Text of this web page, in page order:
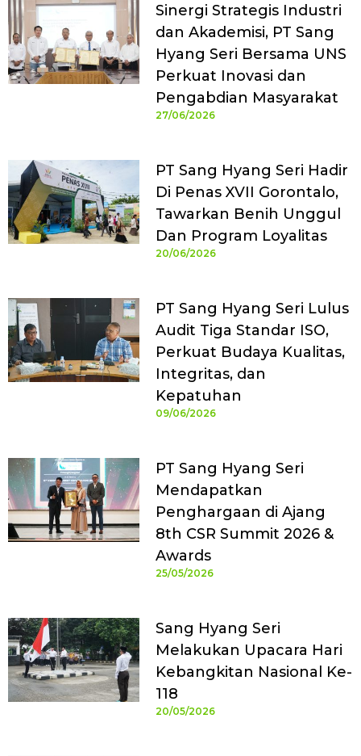
Sinergi Strategis Industri
dan Akademisi, PT Sang
Hyang Seri Bersama UNS
Perkuat Inovasi dan
Pengabdian Masyarakat
27/06/2026
PT Sang Hyang Seri Hadir
Di Penas XVII Gorontalo,
Tawarkan Benih Unggul
Dan Program Loyalitas
20/06/2026
PT Sang Hyang Seri Lulus
Audit Tiga Standar ISO,
Perkuat Budaya Kualitas,
Integritas, dan
Kepatuhan
09/06/2026
PT Sang Hyang Seri
Mendapatkan
Penghargaan di Ajang
8th CSR Summit 2026 &
Awards
25/05/2026
Sang Hyang Seri
Melakukan Upacara Hari
Kebangkitan Nasional Ke-
118
20/05/2026